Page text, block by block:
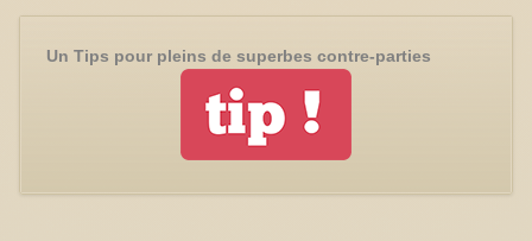
Un Tips pour pleins de superbes contre-parties